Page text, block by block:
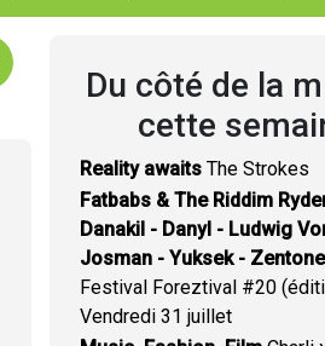
Du côté de la
cette
Reality awaits The Strokes
Fatbabs & The Riddim
Danakil - Danyl - Ludwig
Josman - Yuksek -
Festival Foreztival #20
Vendredi 31 juillet